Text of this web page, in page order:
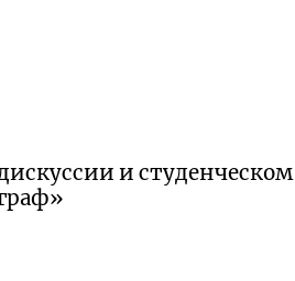
и студенческом